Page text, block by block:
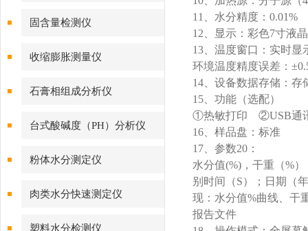
固含量检测仪
收缩膨胀测量仪
石膏相组成分析仪
台式酸碱度（PH）分析仪
粉体水分测定仪
肉类水分快速测定仪
塑料水分检测仪
11、水分精度：0.01%
12、显示：彩色7寸液
13、温度窗口：实时显
环境温度精度误差：
14、设备数据存储：存
15、功能（选配）
①热敏打印 ②USB通
16、样品盘：标准
17、参数20：
水分值(%)，干重（%
别时间（S）；日期（
现：水分值%曲线、干
报告文件